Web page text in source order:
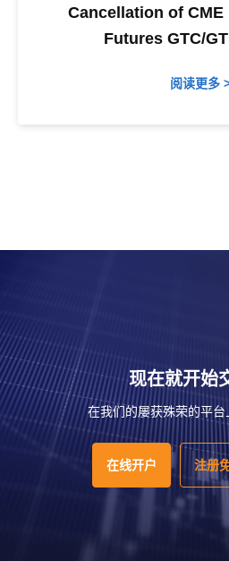
Cancellation of CME
Futures GTC/
阅读更多
现在就开始
在我们的屡获殊荣的平
在线开户 注册